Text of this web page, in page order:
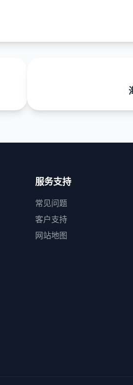
服务支持
常见问题
客户支持
网站地图